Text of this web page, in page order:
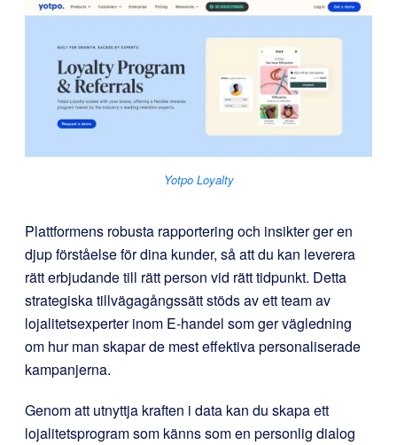
Yotpo Loyalty
Plattformens robusta rapportering och insikter ger en
djup förståelse för dina kunder, så att du kan leverera
rätt erbjudande till rätt person vid rätt tidpunkt. Detta
strategiska tillvägagångssätt stöds av ett team av
lojalitetsexperter inom E-handel som ger vägledning
om hur man skapar de mest effektiva personaliserade
kampanjerna.
Genom att utnyttja kraften i data kan du skapa ett
lojalitetsprogram som känns som en personlig dialog